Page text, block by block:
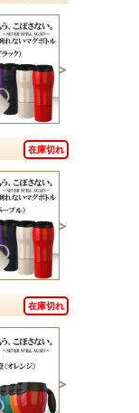
在庫切れ
在庫切れ